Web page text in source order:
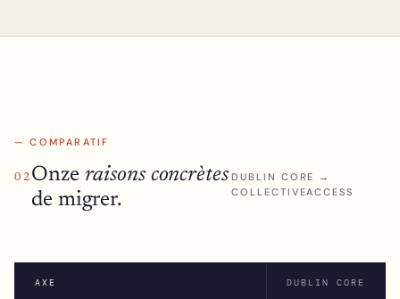
— COMPARATIF
02 Onze raisons concrètes
de migrer.
DUBLIN CORE →
COLLECTIVEACCESS
AXE DUBLIN CORE